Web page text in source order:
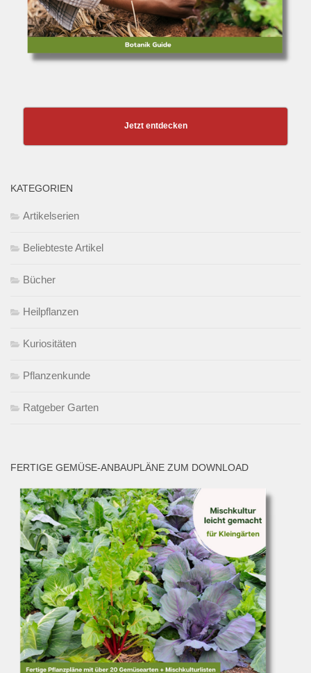
Jetzt entdecken
KATEGORIEN
Artikelserien
Beliebteste Artikel
Bücher
Heilpflanzen
Kuriositäten
Pflanzenkunde
Ratgeber Garten
FERTIGE GEMÜSE-ANBAUPLÄNE ZUM DOWNLOAD